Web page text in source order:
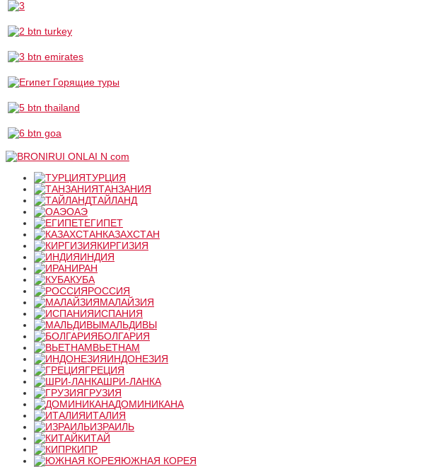
ТУРЦИЯ
ТАНЗАНИЯ
ТАЙЛАНД
ОАЭ
ЕГИПЕТ
КАЗАХСТАН
КИРГИЗИЯ
ИНДИЯ
ИРАН
КУБА
РОССИЯ
МАЛАЙЗИЯ
ИСПАНИЯ
МАЛЬДИВЫ
БОЛГАРИЯ
ВЬЕТНАМ
ИНДОНЕЗИЯ
ГРЕЦИЯ
ШРИ-ЛАНКА
ГРУЗИЯ
ДОМИНИКАНА
ИТАЛИЯ
ИЗРАИЛЬ
КИТАЙ
КИПР
ЮЖНАЯ КОРЕЯ